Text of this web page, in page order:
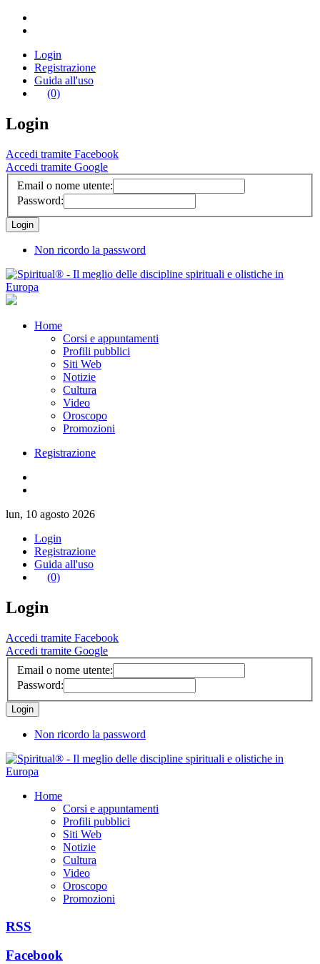
Login
Registrazione
Guida all'uso
(0)
Login
Accedi tramite Facebook
Accedi tramite Google
Email o nome utente:
Password:
Non ricordo la password
Home
Corsi e appuntamenti
Profili pubblici
Siti Web
Notizie
Cultura
Video
Oroscopo
Promozioni
Registrazione
lun, 10 agosto 2026
Login
Registrazione
Guida all'uso
(0)
Login
Accedi tramite Facebook
Accedi tramite Google
Email o nome utente:
Password:
Non ricordo la password
Home
Corsi e appuntamenti
Profili pubblici
Siti Web
Notizie
Cultura
Video
Oroscopo
Promozioni
RSS
Facebook